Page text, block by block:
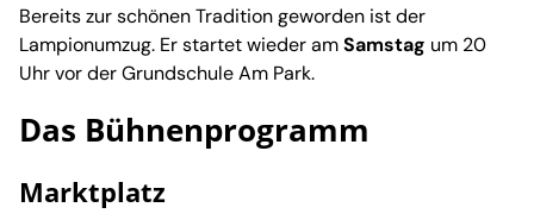
Bereits zur schönen Tradition geworden ist der
Lampionumzug. Er startet wieder amSamstag um 20
Uhr vor der Grundschule Am Park.
Das Bühnenprogramm
Marktplatz